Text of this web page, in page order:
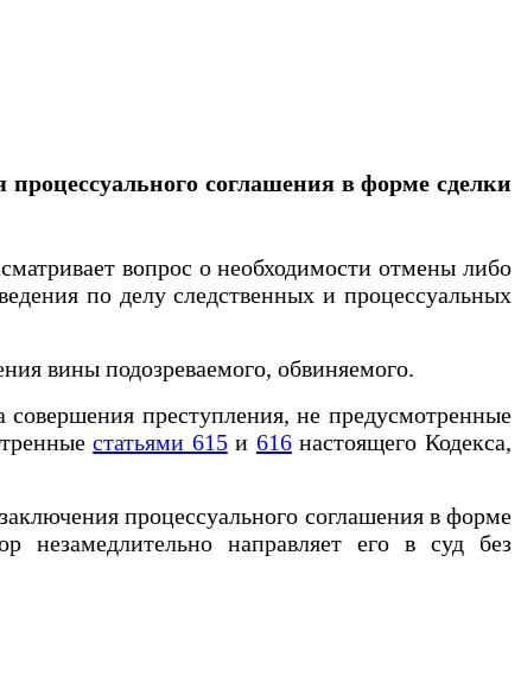
процессуального соглашения в форме сделки
вопрос о необходимости отмены либо
по делу следственных и процессуальных
вины подозреваемого, обвиняемого.
преступления, не предусмотренные
статьями 615и 616настоящего Кодекса,
процессуального соглашения в форме
незамедлительно направляет его в суд без